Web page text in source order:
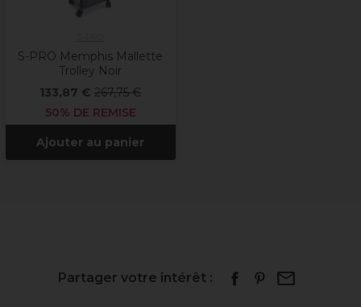
S-PRO Memphis Mallette
Trolley Noir
133,87 € 267,75 €
50% DE REMISE
Ajouter au panier
Partager votre intérêt :